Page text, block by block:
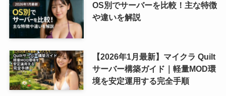
OS別でサーバーを比較！主な特徴
や違いを解説
【2026年1月最新】マイクラ Quilt
サーバー構築ガイド｜軽量MOD環
境を安定運用する完全手順